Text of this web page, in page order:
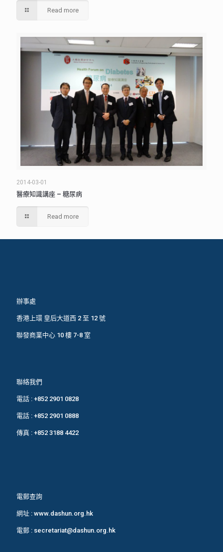
Read more
2014-03-01
醫療知識講座 – 糖尿病
Read more
辦事處
香港上環 皇后大道西 2 至 12 號
聯發商業中心 10 樓 7-8 室
聯絡我們
電話 : +852 2901 0828
電話 : +852 2901 0888
傳真 : +852 3188 4422
電郵查詢
網址 : www.dashun.org.hk
電郵 : secretariat@dashun.org.hk